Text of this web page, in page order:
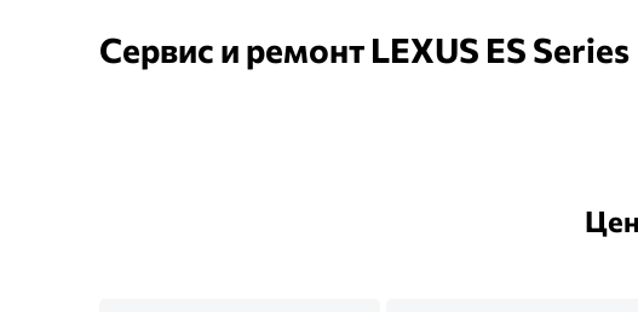
Сервис и ремонт LEXUS ES Series